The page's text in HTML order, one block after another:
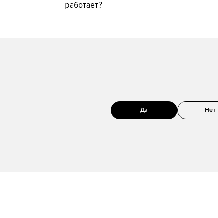
работает?
Да Нет